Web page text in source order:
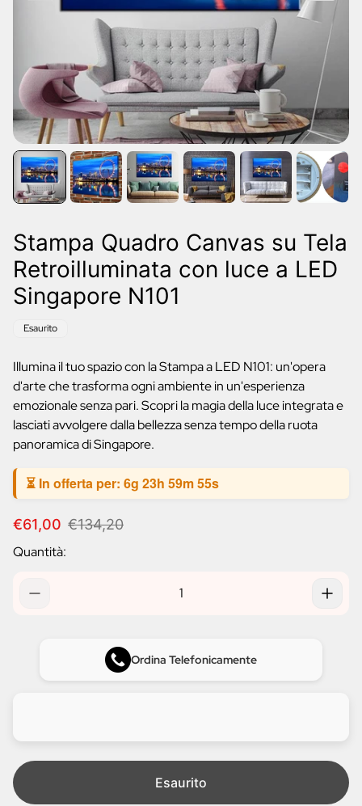
Stampa Quadro Canvas su Tela
Retroilluminata con luce a LED
Singapore N101
Etichetta
Esaurito
Illumina il tuo spazio con la Stampa a LED N101: un'opera
d'arte che trasforma ogni ambiente in un'esperienza
emozionale senza pari. Scopri la magia della luce integrata e
lasciati avvolgere dalla bellezza senza tempo della ruota
panoramica di Singapore.
⏳ In offerta per: 6g 23h 59m 54s
P
e
€61,00 P
e
€134,20
Quantità:
Ordina Telefonicamente
Esaurito